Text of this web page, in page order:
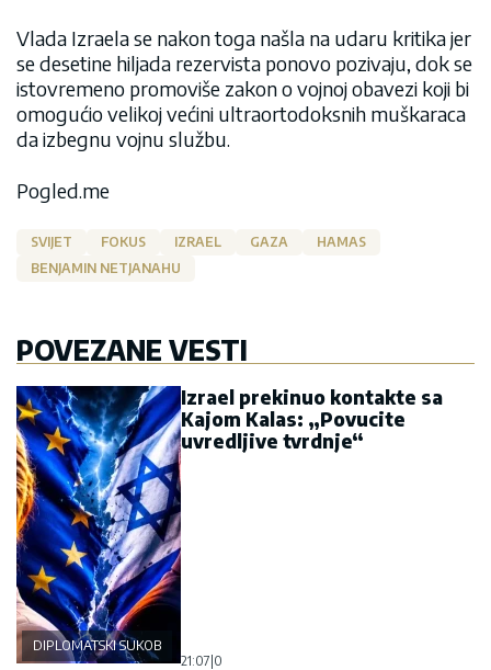
Vlada Izraela se nakon toga našla na udaru kritika jer
se desetine hiljada rezervista ponovo pozivaju, dok se
istovremeno promoviše zakon o vojnoj obavezi koji bi
omogućio velikoj većini ultraortodoksnih muškaraca
da izbegnu vojnu službu.
Pogled.me
SVIJET FOKUS IZRAEL GAZA
HAMAS
BENJAMIN NETJANAHU
POVEZANE VESTI
DIPLOMATSKI SUKOB
Izrael prekinuo kontakte sa
Kajom Kalas: „Povucite
uvredljive tvrdnje“
21:07 0